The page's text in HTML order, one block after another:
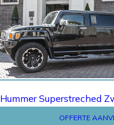
Offerte
Hummer Superstreched
OFFERTE